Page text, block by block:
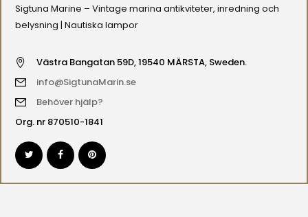
Sigtuna Marine – Vintage marina antikviteter, inredning och
belysning | Nautiska lampor
Västra Bangatan 59D, 19540 MÄRSTA, Sweden.
info@SigtunaMarin.se
Behöver hjälp?
Org. nr 870510-1841